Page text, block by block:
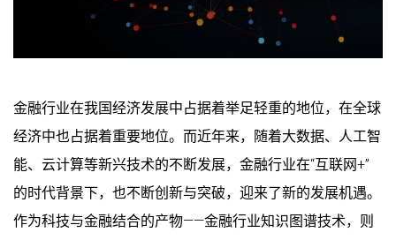
金融行业在我国经济发展中占据着举足轻重的地位，在全球
经济中也占据着重要地位。而近年来，随着大数据、人工智
能、云计算等新兴技术的不断发展，金融行业在“互联网+”
的时代背景下，也不断创新与突破，迎来了新的发展机遇。
作为科技与金融结合的产物——金融行业知识图谱技术，则